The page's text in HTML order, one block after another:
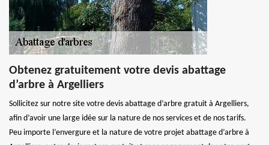
Obtenez gratuitement votre devis abattage
d’arbre à Argelliers
Sollicitez sur notre site votre devis abattage d’arbre gratuit à Argelliers,
afin d’avoir une large idée sur la nature de nos services et de nos tarifs.
Peu importe l’envergure et la nature de votre projet abattage d’arbre à